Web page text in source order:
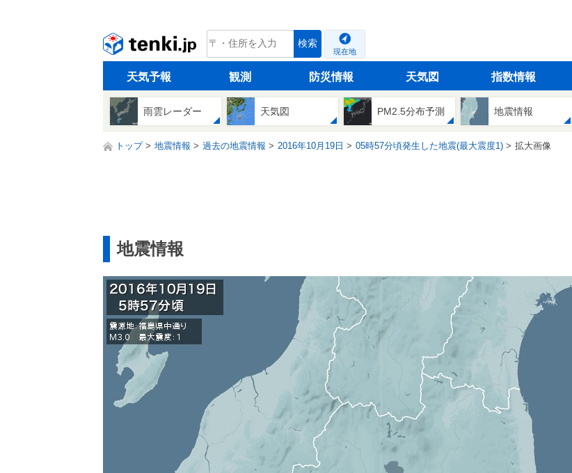
tenki.jp 検索
現在地
天気予報 観測 防災情報 天気図 指数情報
雨雲レーダー 天気図 PM2.5分布予測 地震情報
トップ 地震情報 過去の地震情報 2016年10月19日 05時57分頃発生した地震(最大震度1) 拡大画像
地震情報